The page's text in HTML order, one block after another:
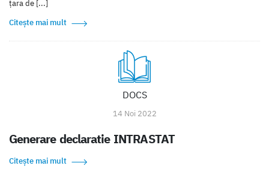
țara de [...]
Citește mai mult
DOCS
14 Noi 2022
Generare declaratie INTRASTAT
Citește mai mult